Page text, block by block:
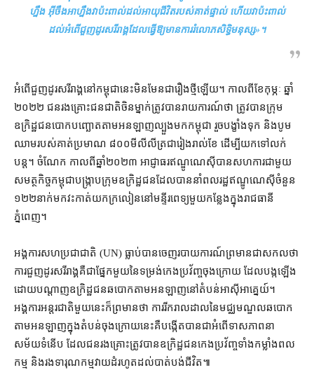
ហ្នឹង អ៊ីចឹង​អាហ្នឹង​វា​ប៉ះពាល់​ដល់​អាយុជីវិត​របស់​គាត់​ផ្ទាល់ ហើយ​វា​ប៉ះពាល់​
ដល់​អំពើ​ជួញដូរ​សរីរាង្គ​ដែល​ធ្វើ​ឱ្យ​មាន​ការរំលោភ​សិទ្ធិ​មនុស្ស»។
អំពើ​ជួញដូរ​សរីរាង្គ​នៅ​កម្ពុជា​នេះ​មិនមែន​ជា​រឿង​ថ្មី​ឡើយ។ កាលពី​ខែ​កុម្ភៈ ឆ្នាំ​
២០២២ ជនរងគ្រោះ​ជនជាតិ​ចិន​ម្នាក់​ត្រូវ​បាន​រាយការណ៍​ថា ត្រូវ​បាន​ក្រុម​
ឧក្រិដ្ឋជន​បោក​បញ្ឆោត​តាម​អនឡាញ​ល្បួង​មក​កម្ពុជា រួច​បង្ខាំង​ទុក និង​បូម​
ឈាម​របស់​គាត់​ប្រមាណ ៨០០​មី​លី​លីត្រ​ជា​រៀងរាល់​ខែ ដើម្បី​យក​ទៅ​លក់​
បន្ត។ ចំណែក កាលពី​ឆ្នាំ​២០២៣ អាជ្ញាធរ​ឥណ្ឌូណេស៊ី​បាន​សហការ​ជាមួយ​
សមត្ថកិច្ច​កម្ពុជា​បង្ក្រាប​ក្រុម​ឧក្រិដ្ឋជន​ដែល​បាន​នាំ​ពលរដ្ឋ​ឥណ្ឌូណេស៊ី​ចំនួន
១២២​នាក់​មក​វះកាត់​យក​ក្រលៀន​នៅ​មន្ទីរពេទ្យ​មួយ​កន្លែង​ក្នុង​រាជធានី​
ភ្នំពេញ។
អង្គការសហប្រជាជាតិ (UN) ធ្លាប់​បាន​ចេញ​របាយការណ៍​ព្រមាន​ជា​សកល​ថា
ការ​ជួញដូរ​សរីរាង្គ​គឺជា​ផ្នែក​មួយ​នៃ​ទម្រង់​កេងប្រវ័ញ្ច​ចុងក្រោយ ដែល​បង្កឡើង​
ដោយ​បណ្ដាញ​ឧក្រិដ្ឋជន​ឆបោក​តាម​អនឡាញ​នៅ​តំបន់​អាស៊ីអាគ្នេយ៍​។
អង្គការ​អន្តរជាតិ​មួយ​នេះ​ក៏​ព្រមាន​ថា ការ​រីក​រាលដាល​នៃ​មជ្ឈមណ្ឌល​ឆបោក​
តាម​អនឡាញ​ក្នុង​តំបន់​ចុងក្រោយ​នេះ​គឺ​បង្កើត​បាន​ជា​អំពើ​ទាសភាព​នា​
សម័យ​ទំនើប ដែល​ជនរងគ្រោះ​ត្រូវ​បាន​ឧក្រិដ្ឋជន​កេងប្រវ័ញ្ច​ទាំង​កម្លាំង​ពល
កម្ម និង​រង​ទារុណកម្ម​វាយដំ​រហូតដល់​បាត់បង់​ជីវិត៕